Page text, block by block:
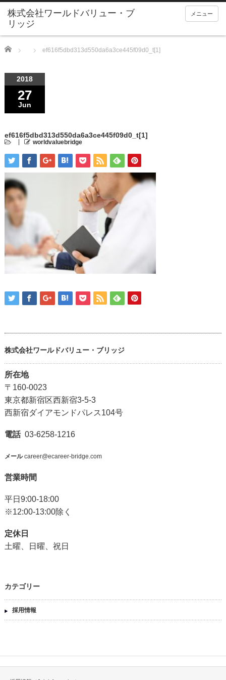
メニュー
Home ef616f5dbd313d550da6a3ce445f09d0_t[1]
2018
27
Jun
ef616f5dbd313d550da6a3ce445f09d0_t[1]
worldvaluebridge
株式会社ワールドバリュー・ブリッジ
所在地
〒160-0023
東京都新宿区西新宿3-5-3
西新宿ダイアモンドパレス104号
電話 03-6258-1216
メールcareer@ecareer-bridge.com
営業時間
平日9:00-18:00
※12:00-13:00除く
定休日
土曜、日曜、祝日
カテゴリー
採用情報